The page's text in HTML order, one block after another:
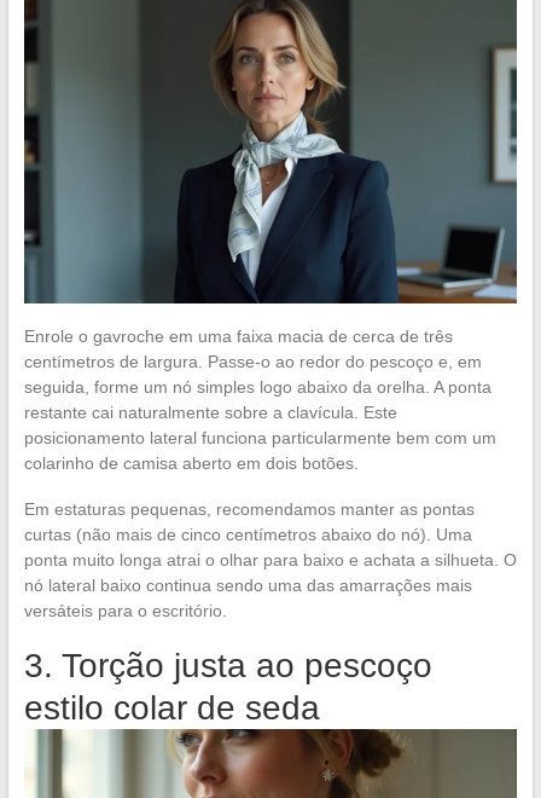
Enrole o gavroche em uma faixa macia de cerca de três
centímetros de largura. Passe-o ao redor do pescoço e, em
seguida, forme um nó simples logo abaixo da orelha. A ponta
restante cai naturalmente sobre a clavícula. Este
posicionamento lateral funciona particularmente bem com um
colarinho de camisa aberto em dois botões.
Em estaturas pequenas, recomendamos manter as pontas
curtas (não mais de cinco centímetros abaixo do nó). Uma
ponta muito longa atrai o olhar para baixo e achata a silhueta. O
nó lateral baixo continua sendo uma das amarrações mais
versáteis para o escritório.
3. Torção justa ao pescoço
estilo colar de seda